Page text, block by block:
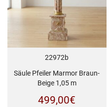
22972b
Säule Pfeiler Marmor Braun-
Beige 1,05 m
499,00€